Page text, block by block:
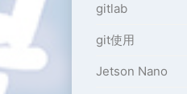
gitlab
git使用
Jetson Nano